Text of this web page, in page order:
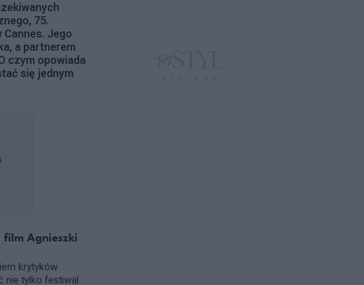
75.
Jego
a partnerem
czym opowiada
się jednym
film Agnieszki
krytyków
nie tylko festiwal